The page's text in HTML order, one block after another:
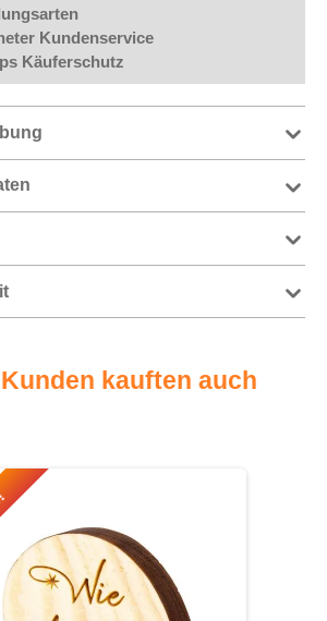
Kundenservice
Käuferschutz
kauften auch
überspringen